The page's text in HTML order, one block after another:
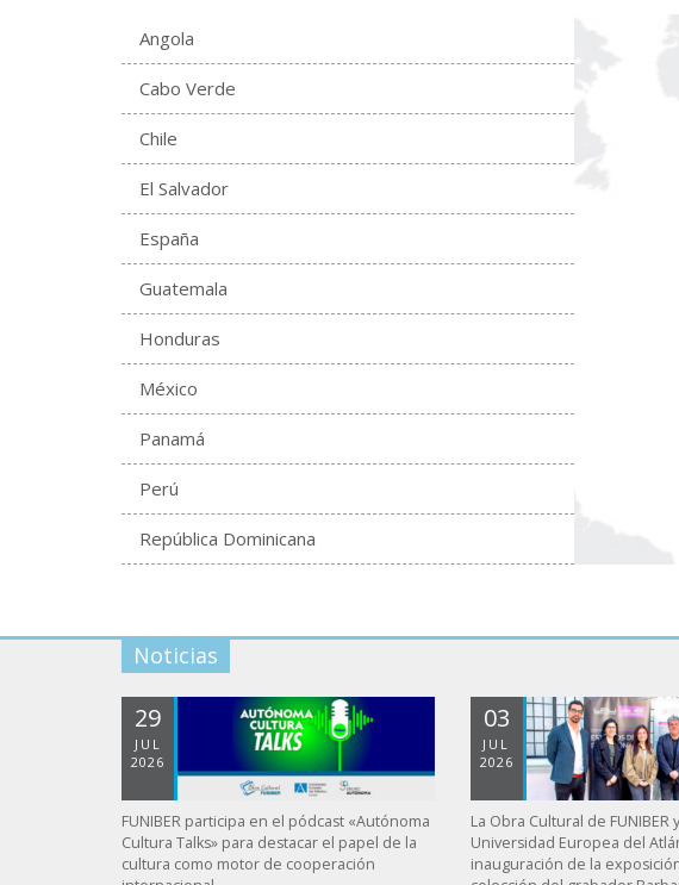
Angola
Cabo Verde
Chile
El Salvador
España
Guatemala
Honduras
México
Panamá
Perú
República Dominicana
Noticias
29
JUL
2026
FUNIBER participa en el pódcast «Autónoma
Cultura Talks» para destacar el papel de la
cultura como motor de cooperación
03
JUL
2026
La Obra Cultural de FUNIBER
Universidad Europea del
inauguración de la